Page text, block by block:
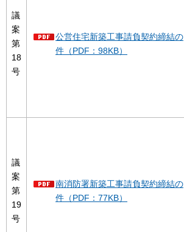
議
案
第
18
号
公営住宅新築工事請負契約締結の
件（PDF：98KB）
議
案
第
19
号
南消防署新築工事請負契約締結の
件（PDF：77KB）